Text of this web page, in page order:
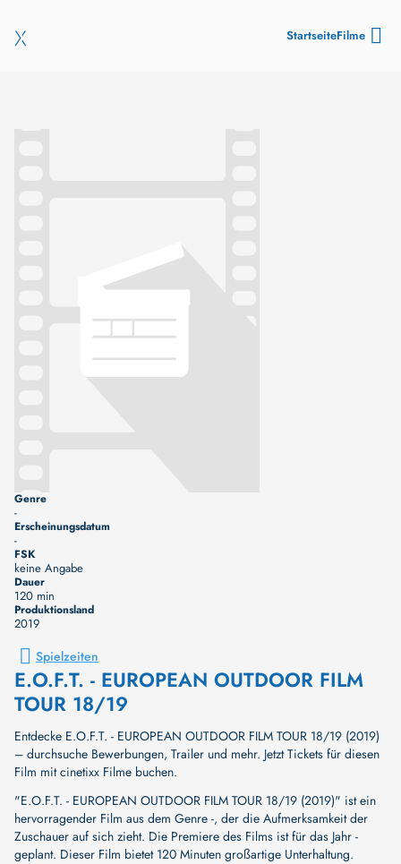
StartseiteFilme
Genre
-
Erscheinungsdatum
-
FSK
keine Angabe
Dauer
120 min
Produktionsland
2019
Spielzeiten
E.O.F.T. - EUROPEAN OUTDOOR FILM
TOUR 18/19
Entdecke E.O.F.T. - EUROPEAN OUTDOOR FILM TOUR 18/19 (2019)
– durchsuche Bewerbungen, Trailer und mehr. Jetzt Tickets für diesen
Film mit cinetixx Filme buchen.
"E.O.F.T. - EUROPEAN OUTDOOR FILM TOUR 18/19 (2019)" ist ein
hervorragender Film aus dem Genre -, der die Aufmerksamkeit der
Zuschauer auf sich zieht. Die Premiere des Films ist für das Jahr -
geplant. Dieser Film bietet 120 Minuten großartige Unterhaltung.